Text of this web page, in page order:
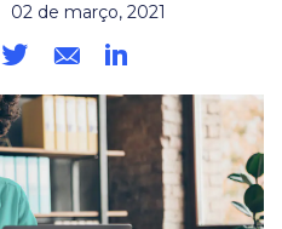
02 de março, 2021